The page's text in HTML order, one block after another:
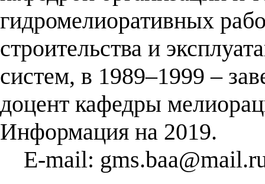
гидромелиоративных
строительства и
систем, в 1989–1999 –
доцент кафедры
Информация на 2019.
E-mail: